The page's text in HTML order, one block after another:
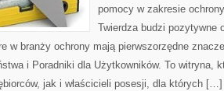
pomocy w zakresie
Twierdza budzi pozytywne
w branży ochrony mają pierwszorzędne
i Poradniki dla Użytkowników. To witryna,
jak i właścicieli posesji, dla których […]